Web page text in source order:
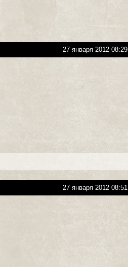
27 января 2012 08:29
27 января 2012 08:51